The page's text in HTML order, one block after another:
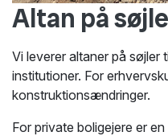
Altan på
Vi leverer altaner på
institutioner. For
konstruktionsændringer.
For private boligejere er